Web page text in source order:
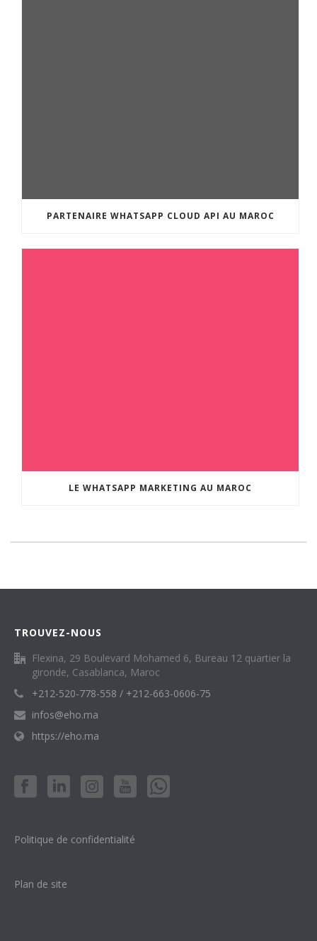
PARTENAIRE WHATSAPP CLOUD API AU MAROC
LE WHATSAPP MARKETING AU MAROC
TROUVEZ-NOUS
Flexina, 29 Boulevard Mohamed 6, Bureau 12 quartier la
gironde, Casablanca, Maroc
+212-520-778-558 / +212-663-0606-75
infos@eho.ma
https://eho.ma
Politique de confidentialité
Plan de site